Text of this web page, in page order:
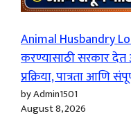
Animal Husbandry
करण्यासाठी सरकार देत
प्रक्रिया, पात्रता आणि
by Admin1501
August 8, 2026